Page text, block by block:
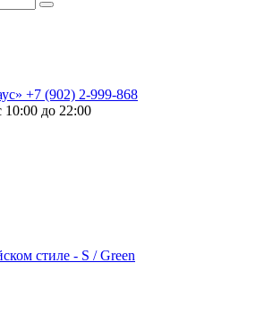
+7 (902) 2-999-868
10:00 до 22:00
стиле - S / Green